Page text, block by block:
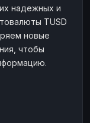
надежных и
TUSD
новые
чтобы